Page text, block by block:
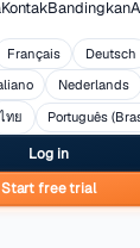
HargaKontak
Français
Italiano
文 ไทย